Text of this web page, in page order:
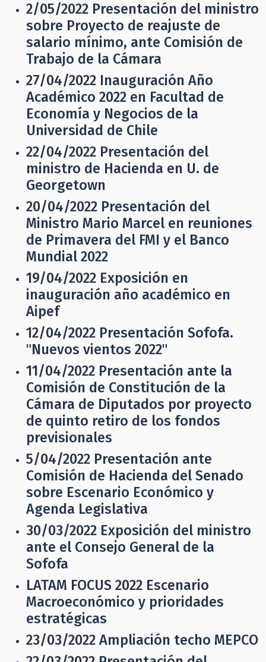
2/05/2022 Presentación del ministro
sobre Proyecto de reajuste de
salario mínimo, ante Comisión de
Trabajo de la Cámara
27/04/2022 Inauguración Año
Académico 2022 en Facultad de
Economía y Negocios de la
Universidad de Chile
22/04/2022 Presentación del
ministro de Hacienda en U. de
Georgetown
20/04/2022 Presentación del
Ministro Mario Marcel en reuniones
de Primavera del FMI y el Banco
Mundial 2022
19/04/2022 Exposición en
inauguración año académico en
Aipef
12/04/2022 Presentación Sofofa.
"Nuevos vientos 2022"
11/04/2022 Presentación ante la
Comisión de Constitución de la
Cámara de Diputados por proyecto
de quinto retiro de los fondos
previsionales
5/04/2022 Presentación ante
Comisión de Hacienda del Senado
sobre Escenario Económico y
Agenda Legislativa
30/03/2022 Exposición del ministro
ante el Consejo General de la
Sofofa
LATAM FOCUS 2022 Escenario
Macroeconómico y prioridades
estratégicas
23/03/2022 Ampliación techo MEPCO